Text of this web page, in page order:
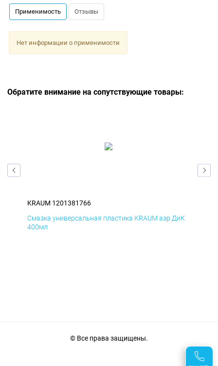
Применимость Отзывы
Нет информации о применимости
Обратите внимание на сопутствующие товары:
KRAUM 1201381766
Смазка универсальная пластика KRAUM аэр ДиК
400мл
© Все права защищены.